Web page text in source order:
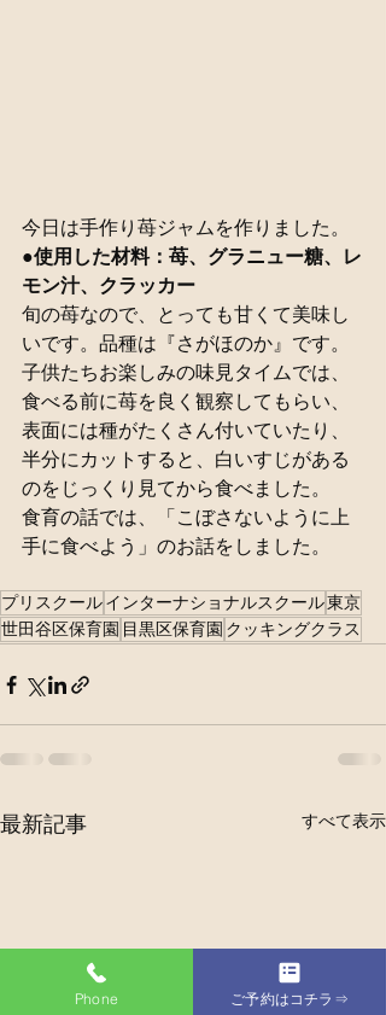
今日は手作り苺ジャムを作りました。
●使用した材料：苺、グラニュー糖、レ
モン汁、クラッカー
旬の苺なので、とっても甘くて美味し
いです。品種は『さがほのか』です。
子供たちお楽しみの味見タイムでは、
食べる前に苺を良く観察してもらい、
表面には種がたくさん付いていたり、
半分にカットすると、白いすじがある
のをじっくり見てから食べました。
食育の話では、「こぼさないように上
手に食べよう」のお話をしました。
プリスクールインターナショナルスクール東京
世田谷区保育園 目黒区保育園 クッキングクラス
最新記事 すべて表示
Phone ご予約はコチラ⇒